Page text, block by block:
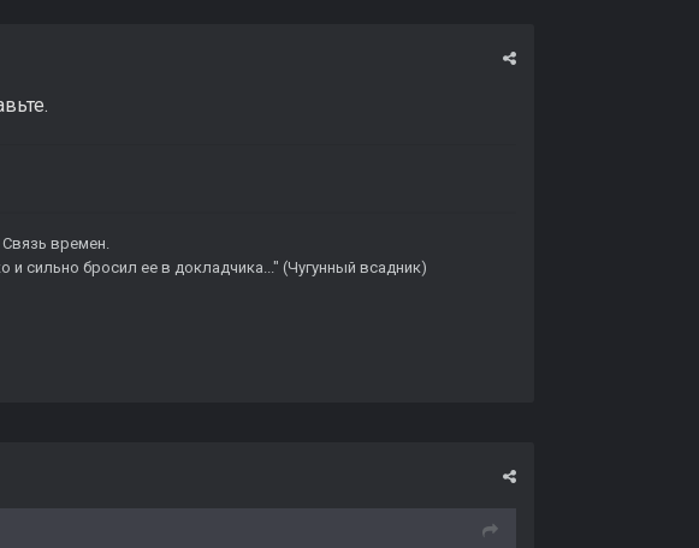
Связь времен.
сильно бросил ее в докладчика..." (Чугунный всадник)